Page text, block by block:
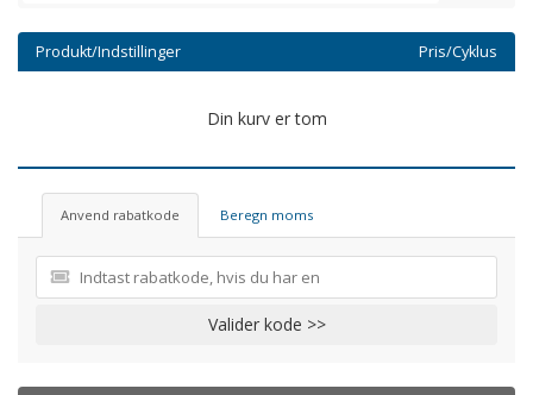
Produkt/Indstillinger Pris/Cyklus
Din kurv er tom
Anvend rabatkode Beregn moms
Valider kode >>